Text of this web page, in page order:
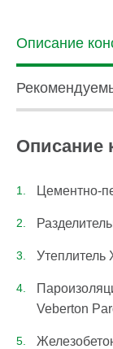
Описание
Описание
Цементно-
Утеплитель
Veberton